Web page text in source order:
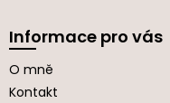
Informace pro vás
O mně
Kontakt